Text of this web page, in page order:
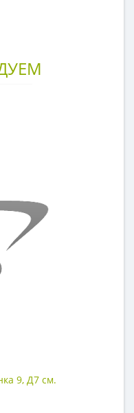
9, Д7 см.